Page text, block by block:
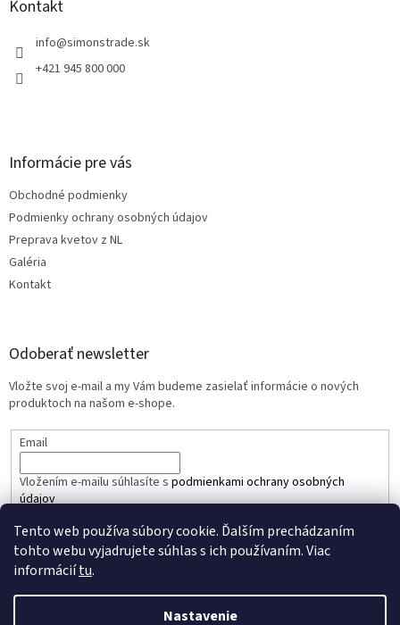
Tento web používa súbory cookie. Ďalším prechádzaním
tohto webu vyjadrujete súhlas s ich používaním. Viac
informáciítu.
Nastavenie
Kontakt
info@simonstrade.sk
+421 945 800 000
Informácie pre vás
Obchodné podmienky
Podmienky ochrany osobných údajov
Preprava kvetov z NL
Galéria
Kontakt
Odoberať newsletter
Vložte svoj e-mail a my Vám budeme zasielať informácie o nových
produktoch na našom e-shope.
Email
Vložením e-mailu súhlasíte s podmienkami ochrany osobných
údajov
PRIHLÁSIŤ SA
Vytvoril Shoptet